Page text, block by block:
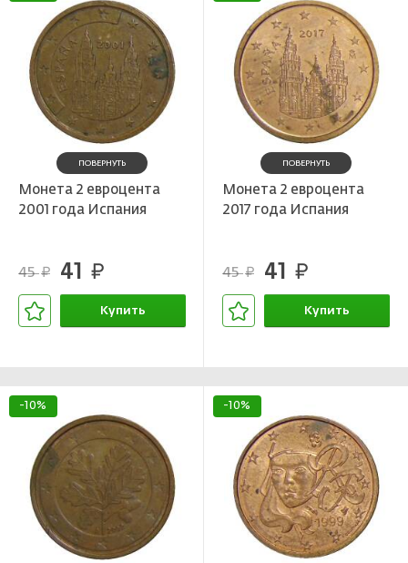
ПОВЕРНУТЬ
Монета 2 евроцента
2001 года Испания
45руб. 41 руб.
Купить
ПОВЕРНУТЬ
Монета 2 евроцента
2017 года Испания
45руб. 41 руб.
Купить
-10% -10%